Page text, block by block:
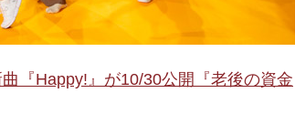
『Happy!』が10/30公開『老後の資金